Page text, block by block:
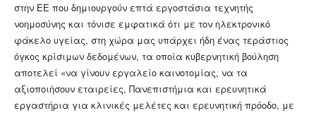
στην ΕΕ που δημιουργούν επτά εργοστάσια τεχνητής
νοημοσύνης και τόνισε εμφατικά ότι με τον ηλεκτρονικό
φάκελο υγείας, στη χώρα μας υπάρχει ήδη ένας τεράστιος
όγκος κρίσιμων δεδομένων, τα οποία κυβερνητική βούληση
αποτελεί «να γίνουν εργαλείο καινοτομίας, να τα
αξιοποιήσουν εταιρείες, Πανεπιστήμια και ερευνητικά
εργαστήρια για κλινικές μελέτες και ερευνητική πρόοδο, με